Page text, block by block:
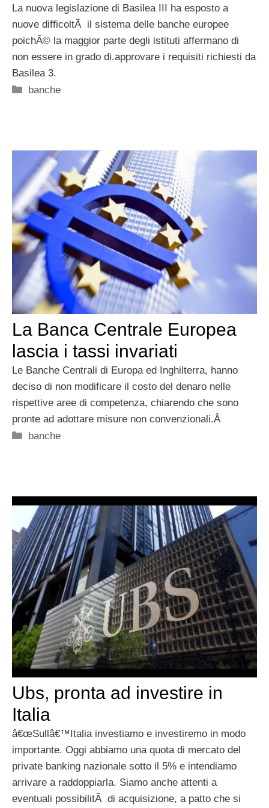
La nuova legislazione di Basilea III ha esposto a
nuove difficoltÃ il sistema delle banche europee
poichÃ© la maggior parte degli istituti affermano di
non essere in grado di.approvare i requisiti richiesti da
Basilea 3.
Categorie
banche
La Banca Centrale Europea
lascia i tassi invariati
Le Banche Centrali di Europa ed Inghilterra, hanno
deciso di non modificare il costo del denaro nelle
rispettive aree di competenza, chiarendo che sono
pronte ad adottare misure non convenzionali.Â
Categorie
banche
Ubs, pronta ad investire in
Italia
â€œSullâ€™Italia investiamo e investiremo in modo
importante. Oggi abbiamo una quota di mercato del
private banking nazionale sotto il 5% e intendiamo
arrivare a raddoppiarla. Siamo anche attenti a
eventuali possibilitÃ di acquisizione, a patto che si